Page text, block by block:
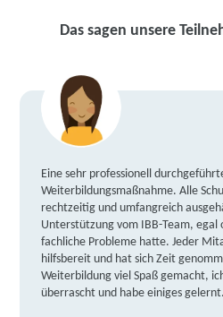
Das sagen unsere
Eine sehr professionell
Weiterbildungsmaßnahme. Alle
rechtzeitig und umfangreich
Unterstützung vom IBB-Team, egal
fachliche Probleme hatte. Jeder
hilfsbereit und hat sich Zeit
Weiterbildung viel Spaß gemacht,
überrascht und habe einiges gelernt.